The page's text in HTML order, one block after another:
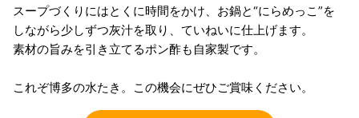
スープづくりにはとくに時間をかけ、お鍋と“にらめっこ”を
しながら少しずつ灰汁を取り、ていねいに仕上げます。
素材の旨みを引き立てるポン酢も自家製です。
これぞ博多の水たき。この機会にぜひご賞味ください。